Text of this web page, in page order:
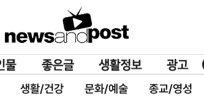
생활/건강 문화/예술 종교/영성